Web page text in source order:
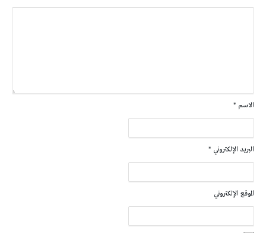
الاسم *
البريد الإلكتروني *
الموقع الإلكتروني